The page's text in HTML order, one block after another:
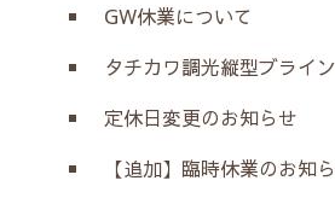
GW休業について
タチカワ調光縦型ブライ
定休日変更のお知らせ
【追加】臨時休業のお知